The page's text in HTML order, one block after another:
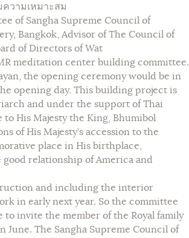
วามเหมาะสม
of Sangha Supreme Council of
Bangkok, Advisor of The Council of
of Directors of Wat
meditation center building committee.
the opening ceremony would be in
opening day. This building project is
and under the support of Thai
His Majesty the King, Bhumibol
of His Majesty’s accession to the
place in His birthplace,
good relationship of America and
and including the interior
in early next year. So the committee
invite the member of the Royal family
The Sangha Supreme Council of